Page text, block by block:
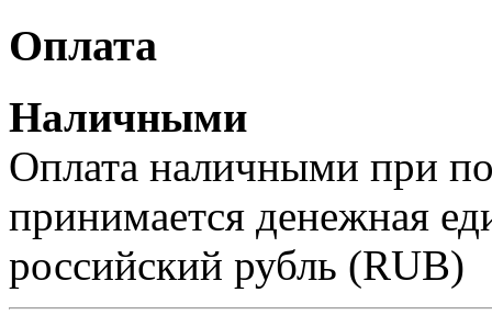
Оплата
Наличными
Оплата наличными при
принимается денежная
российский рубль (RUB)